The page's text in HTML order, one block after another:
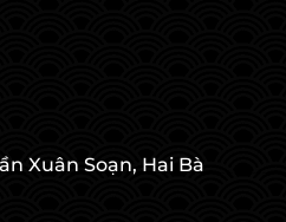
Xuân Soạn, Hai Bà